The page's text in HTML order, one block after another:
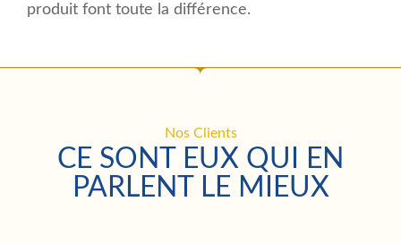
produit font toute la différence.
Nos Clients
CE SONT EUX QUI EN
PARLENT LE MIEUX